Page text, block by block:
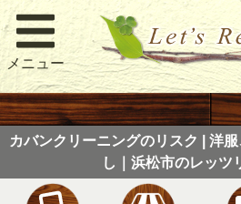
メニュー
カバンクリーニングのリスク | 洋
し｜浜松市のレッツ